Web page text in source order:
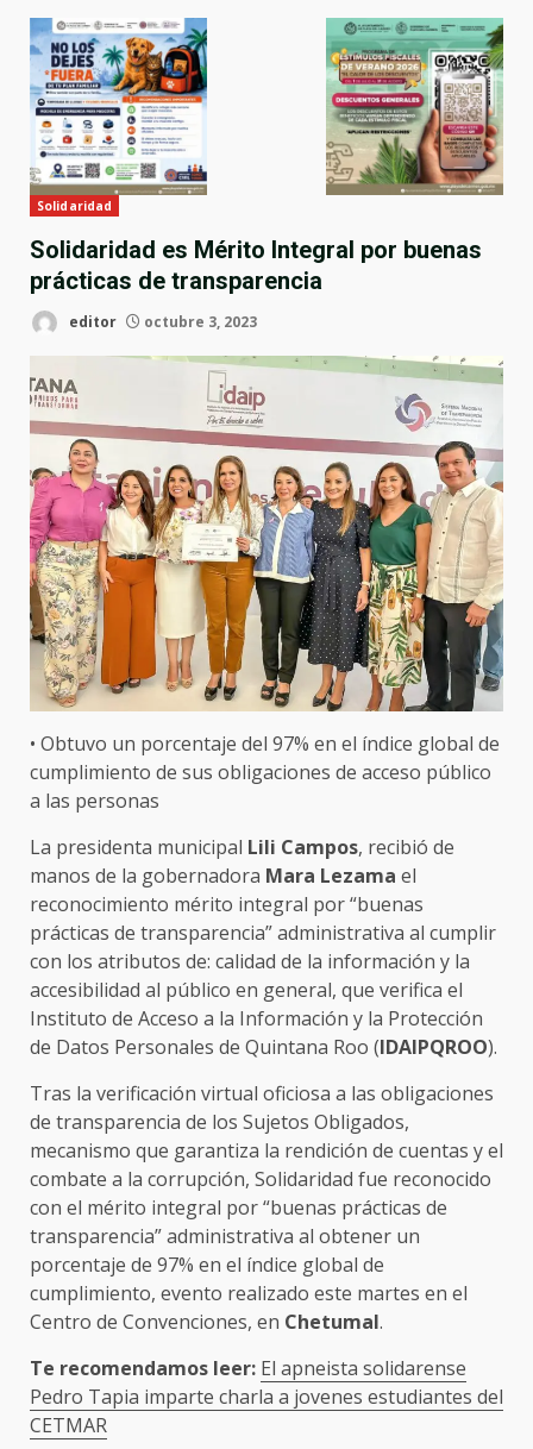
Solidaridad
Solidaridad es Mérito Integral por buenas
prácticas de transparencia
editor octubre 3, 2023
• Obtuvo un porcentaje del 97% en el índice global de
cumplimiento de sus obligaciones de acceso público
a las personas
La presidenta municipal Lili Campos, recibió de
manos de la gobernadora Mara Lezama el
reconocimiento mérito integral por “buenas
prácticas de transparencia” administrativa al cumplir
con los atributos de: calidad de la información y la
accesibilidad al público en general, que verifica el
Instituto de Acceso a la Información y la Protección
de Datos Personales de Quintana Roo (IDAIPQROO).
Tras la verificación virtual oficiosa a las obligaciones
de transparencia de los Sujetos Obligados,
mecanismo que garantiza la rendición de cuentas y el
combate a la corrupción, Solidaridad fue reconocido
con el mérito integral por “buenas prácticas de
transparencia” administrativa al obtener un
porcentaje de 97% en el índice global de
cumplimiento, evento realizado este martes en el
Centro de Convenciones, en Chetumal.
Te recomendamos leer: El apneista solidarense
Pedro Tapia imparte charla a jovenes estudiantes del
CETMAR